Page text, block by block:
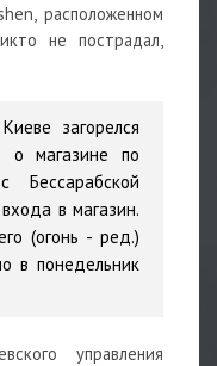
расположенном
не пострадал,
загорелся
о магазине по
в магазин.
(огонь - ред.)
в понедельник
управления